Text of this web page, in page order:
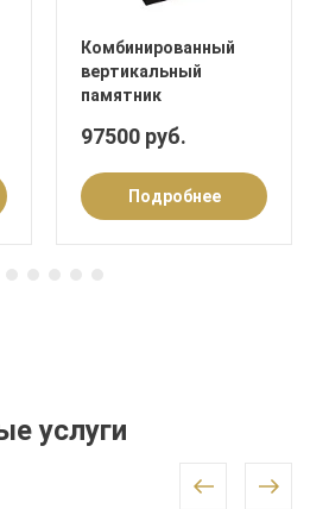
Комбинированный
вертикальный
памятник
97500 руб.
Подробнее
услуги